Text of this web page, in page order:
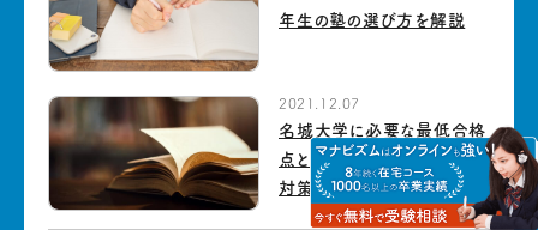
年生の塾の選び方を解説
2021.12.07
名城大学に必要な最低合格
点と合格率｜試験傾向から
対策まで徹底解説！